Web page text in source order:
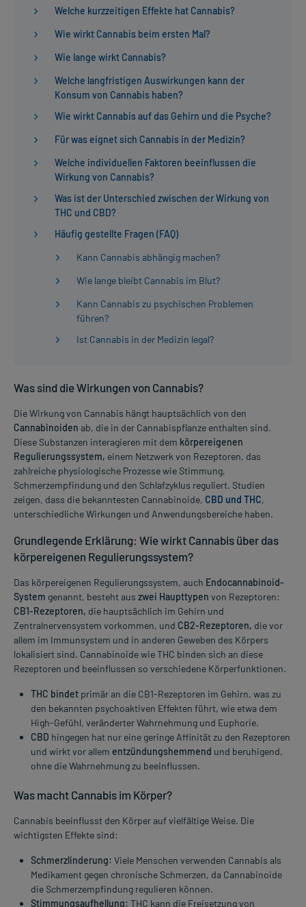
Welche kurzzeitigen Effekte hat Cannabis?
Wie wirkt Cannabis beim ersten Mal?
Wie lange wirkt Cannabis?
Welche langfristigen Auswirkungen kann der
Konsum von Cannabis haben?
Wie wirkt Cannabis auf das Gehirn und die Psyche?
Für was eignet sich Cannabis in der Medizin?
Welche individuellen Faktoren beeinflussen die
Wirkung von Cannabis?
Was ist der Unterschied zwischen der Wirkung von
THC und CBD?
Häufig gestellte Fragen (FAQ)
Kann Cannabis abhängig machen?
Wie lange bleibt Cannabis im Blut?
Kann Cannabis zu psychischen Problemen
führen?
Ist Cannabis in der Medizin legal?
Was sind die Wirkungen von Cannabis?
Die Wirkung von Cannabis hängt hauptsächlich von den
Cannabinoiden ab, die in der Cannabispflanze enthalten sind.
Diese Substanzen interagieren mit dem körpereigenen
Regulierungssystem, einem Netzwerk von Rezeptoren, das
zahlreiche physiologische Prozesse wie Stimmung,
Schmerzempfindung und den Schlafzyklus reguliert. Studien
zeigen, dass die bekanntesten Cannabinoide, CBD und THC,
unterschiedliche Wirkungen und Anwendungsbereiche haben.
Grundlegende Erklärung: Wie wirkt Cannabis über das
körpereigenen Regulierungssystem?
Das körpereigenen Regulierungssystem, auch Endocannabinoid-
System genannt, besteht aus zwei Haupttypen von Rezeptoren:
CB1-Rezeptoren, die hauptsächlich im Gehirn und
Zentralnervensystem vorkommen, und CB2-Rezeptoren, die vor
allem im Immunsystem und in anderen Geweben des Körpers
lokalisiert sind. Cannabinoide wie THC binden sich an diese
Rezeptoren und beeinflussen so verschiedene Körperfunktionen.
THC bindet primär an die CB1-Rezeptoren im Gehirn, was zu
den bekannten psychoaktiven Effekten führt, wie etwa dem
High-Gefühl, veränderter Wahrnehmung und Euphorie.
CBD hingegen hat nur eine geringe Affinität zu den Rezeptoren
und wirkt vor allem entzündungshemmend und beruhigend,
ohne die Wahrnehmung zu beeinflussen.
Was macht Cannabis im Körper?
Cannabis beeinflusst den Körper auf vielfältige Weise. Die
wichtigsten Effekte sind:
Schmerzlinderung: Viele Menschen verwenden Cannabis als
Medikament gegen chronische Schmerzen, da Cannabinoide
die Schmerzempfindung regulieren können.
Stimmungsaufhellung: THC kann die Freisetzung von